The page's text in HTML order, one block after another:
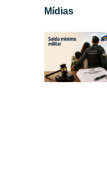
Mídias